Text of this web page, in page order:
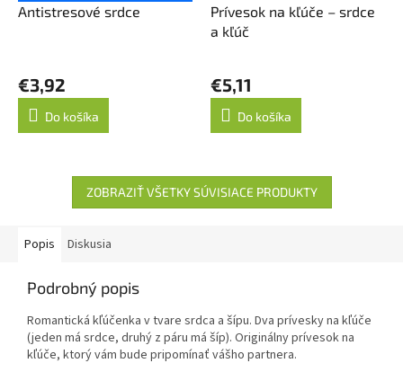
Antistresové srdce
€3,92
Do košíka
Prívesok na kľúče – srdce
a kľúč
€5,11
Do košíka
ZOBRAZIŤ VŠETKY SÚVISIACE PRODUKTY
Popis Diskusia
Podrobný popis
Romantická kľúčenka v tvare srdca a šípu. Dva prívesky na kľúče
(jeden má srdce, druhý z páru má šíp). Originálny prívesok na
kľúče, ktorý vám bude pripomínať vášho partnera.